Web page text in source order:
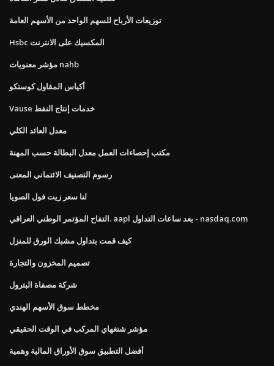
توزيعات الأرباح للسهم الواحد من الأسهم العامة
Hsbc المكسيك على الانترنت
مؤشر معنويات nahb
أكياس المقاول كوستكو
Vause خدمات إنتاج النفط
معدل العائد الكلي
مكتب إحصاءات العمل معدل البطالة حسب المهنة
رسوم التصنيف الائتماني المعنى
لنا سعر زيت فول الصويا
التفاح المؤتمر الوطني العراقي. aapl بعد ساعات التداول - nasdaq.com
كيف قمت بتداول مشبك الورق للمنزل
تصميم المخزون والتجارة
شركة مصفاة البترول
مخطط سوق الأسهم الهندي
مؤشر شنغهاي المركب في الوقت الحقيقي
أفضل التطبيق سوق الأوراق المالية وهمية